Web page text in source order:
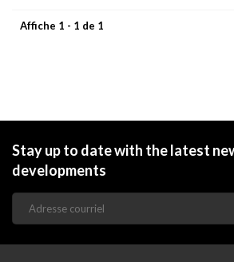
Affiche 1 - 1 de 1
Stay up to date with the latest
developments